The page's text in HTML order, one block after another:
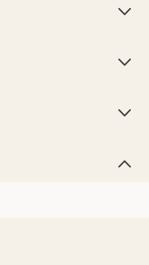



